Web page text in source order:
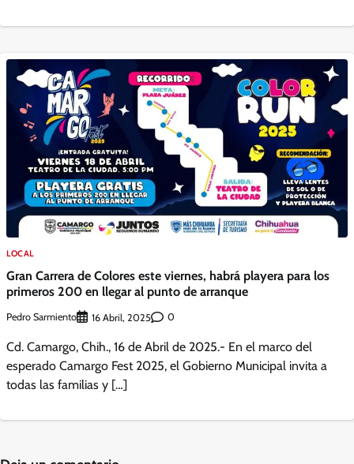
LOCAL
Gran Carrera de Colores este viernes, habrá playera para los
primeros 200 en llegar al punto de arranque
Pedro Sarmiento 16 Abril, 2025 0
Cd. Camargo, Chih., 16 de Abril de 2025.- En el marco del
esperado Camargo Fest 2025, el Gobierno Municipal invita a
todas las familias y […]